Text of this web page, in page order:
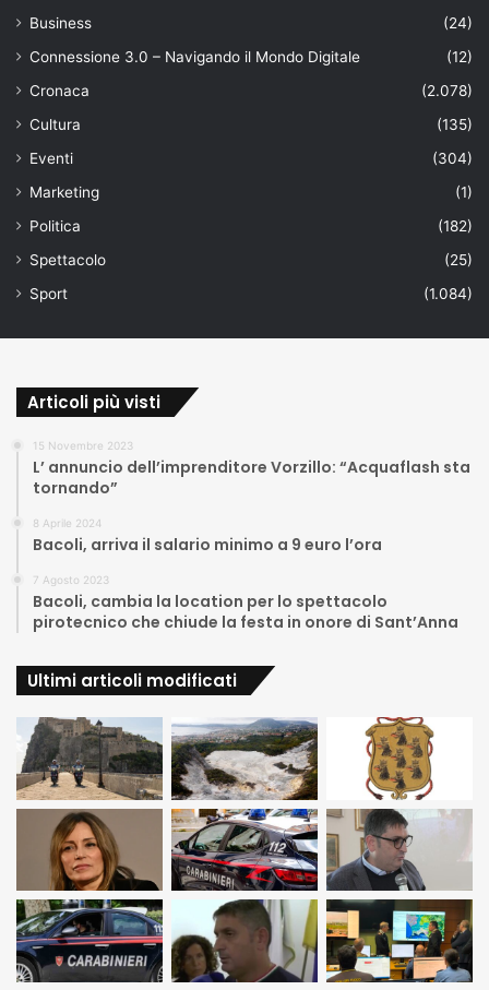
Business
(24)
Connessione 3.0 – Navigando il Mondo Digitale
(12)
Cronaca
(2.078)
Cultura
(135)
Eventi
(304)
Marketing
(1)
Politica
(182)
Spettacolo
(25)
Sport
(1.084)
Articoli più visti
15 Novembre 2023
L’ annuncio dell’imprenditore Vorzillo: “Acquaflash sta
tornando”
8 Aprile 2024
Bacoli, arriva il salario minimo a 9 euro l’ora
7 Agosto 2023
Bacoli, cambia la location per lo spettacolo
pirotecnico che chiude la festa in onore di Sant’Anna
Ultimi articoli modificati